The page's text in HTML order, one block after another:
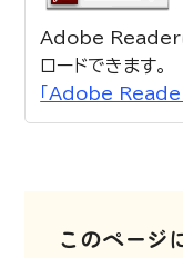
Adobe Readerは
ロードできます。
「Adobe Reader
このページ